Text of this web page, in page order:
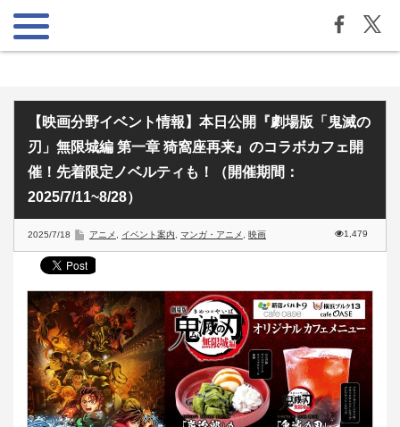
【映画分野イベント情報】本日公開『劇場版「鬼滅の
刃」無限城編 第一章 猗窩座再来』のコラボカフェ開
催！先着限定ノベルティも！（開催期間：
2025/7/11~8/28）
2025/7/18 アニメ イベント案内 マンガ・アニメ 映画 1,479